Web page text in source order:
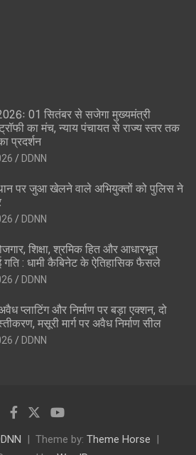
01 सितंबर से सजेगा मुख्यमंत्री
का मंच, न्याय पंचायत से राज्य स्तर तक
प्रदर्शन
DDNN
पर जुआ खेलने वाले अभियुक्तों को पुलिस ने
DDNN
शिक्षा, श्रमिक हित और आधारभूत
गति : धामी कैबिनेट के ऐतिहासिक फैसले
DDNN
प्लाटिंग और निर्माण पर बड़ा एक्शन, दो
मसूरी मार्ग पर अवैध निर्माण सील
DDNN
Theme by: Theme Horse